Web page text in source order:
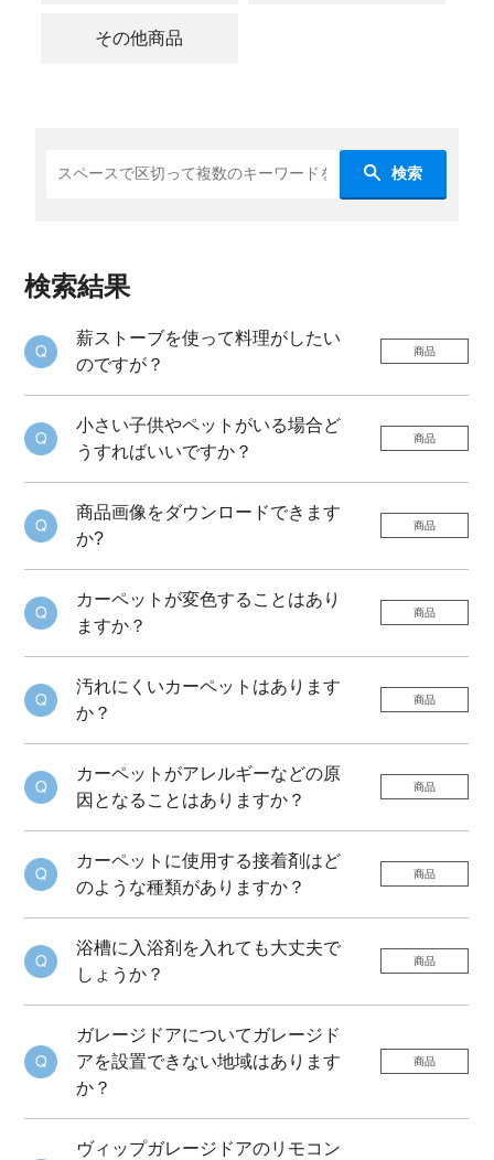
その他商品
検索
検索結果
薪ストーブを使って料理がしたい
のですが？
商品
小さい子供やペットがいる場合ど
うすればいいですか？
商品
商品画像をダウンロードできます
か?
商品
カーペットが変色することはあり
ますか？
商品
汚れにくいカーペットはあります
か？
商品
カーペットがアレルギーなどの原
因となることはありますか？
商品
カーペットに使用する接着剤はど
のような種類がありますか？
商品
浴槽に入浴剤を入れても大丈夫で
しょうか？
商品
ガレージドアについてガレージド
アを設置できない地域はあります
か？
商品
ヴィップガレージドアのリモコン